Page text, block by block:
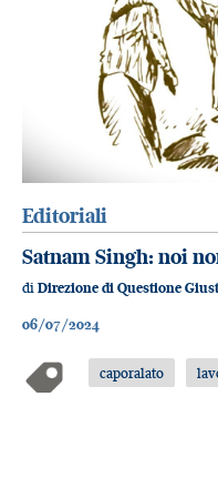
Editoriali
Satnam Singh: noi
di Direzione di Questione
06/07/2024
caporalato